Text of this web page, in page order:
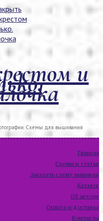
и
Схемы для вышивания
Главная
Схемы и статьи
Заказать схему вышивки
Каталог
Об авторе
Оплата и доставка
Контакты